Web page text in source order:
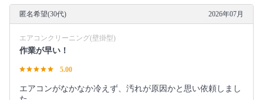
匿名希望(30代) 2026年07月
エアコンクリーニング(壁掛型)
作業が早い！
5.00
エアコンがなかなか冷えず、汚れが原因かと思い依頼しまし